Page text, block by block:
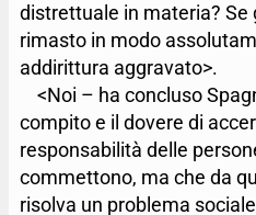
distrettuale in materia? Se
rimasto in modo
addirittura aggravato>.
<Noi – ha concluso
compito e il dovere di
responsabilità delle
commettono, ma che da
risolva un problema